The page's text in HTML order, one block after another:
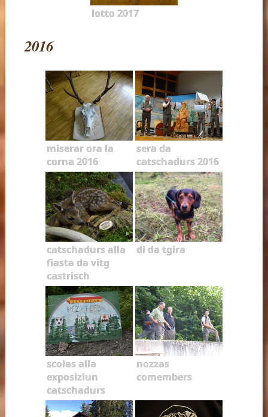
lotto 2017
2016
miserar ora la
corna 2016
sera da
catschadurs 2016
catschadurs alla
fiasta da vitg
castrisch
di da tgira
scolas alla
exposiziun
catschadurs
nozzas
comembers